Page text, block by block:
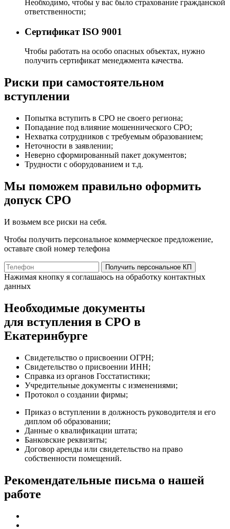
Необходимо, чтобы у вас было страхование гражданской
ответственности;
Сертификат ISO 9001
Чтобы работать на особо опасных объектах, нужно
получить сертификат менеджмента качества.
Риски при самостоятельном
вступлении
Попытка вступить в СРО не своего региона;
Попадание под влияние мошеннического СРО;
Нехватка сотрудников с требуемым образованием;
Неточности в заявлении;
Неверно сформированный пакет документов;
Трудности с оборудованием и т.д.
Мы поможем правильно оформить
допуск СРО
И возьмем все риски на себя.
Чтобы получить персональное коммерческое предложение,
оставьте свой номер телефона
Получить персональное КП
Нажимая кнопку я соглашаюсь на обработку контактных
данных
Необходимые документы
для вступления в СРО в
Екатеринбурге
Свидетельство о присвоении ОГРН;
Свидетельство о присвоении ИНН;
Справка из органов Госстатистики;
Учредительные документы с изменениями;
Протокол о создании фирмы;
Приказ о вступлении в должность руководителя и его
диплом об образовании;
Данные о квалификации штата;
Банковские реквизиты;
Договор аренды или свидетельство на право
собственности помещений.
Рекомендательные письма о нашей
работе